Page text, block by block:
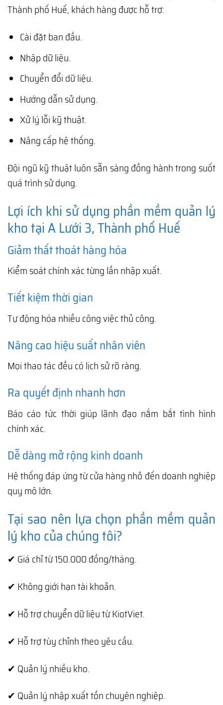
Thành phố Huế, khách hàng được hỗ trợ:
Cài đặt ban đầu.
Nhập dữ liệu.
Chuyển đổi dữ liệu.
Hướng dẫn sử dụng.
Xử lý lỗi kỹ thuật.
Nâng cấp hệ thống.
Đội ngũ kỹ thuật luôn sẵn sàng đồng hành trong suốt
quá trình sử dụng.
Lợi ích khi sử dụng phần mềm quản lý
kho tại A Lưới 3, Thành phố Huế
Giảm thất thoát hàng hóa
Kiểm soát chính xác từng lần nhập xuất.
Tiết kiệm thời gian
Tự động hóa nhiều công việc thủ công.
Nâng cao hiệu suất nhân viên
Mọi thao tác đều có lịch sử rõ ràng.
Ra quyết định nhanh hơn
Báo cáo tức thời giúp lãnh đạo nắm bắt tình hình
chính xác.
Dễ dàng mở rộng kinh doanh
Hệ thống đáp ứng từ cửa hàng nhỏ đến doanh nghiệp
quy mô lớn.
Tại sao nên lựa chọn phần mềm quản
lý kho của chúng tôi?
✔ Giá chỉ từ 150.000 đồng/tháng.
✔ Không giới hạn tài khoản.
✔ Hỗ trợ chuyển dữ liệu từ KiotViet.
✔ Hỗ trợ tùy chỉnh theo yêu cầu.
✔ Quản lý nhiều kho.
✔ Quản lý nhập xuất tồn chuyên nghiệp.